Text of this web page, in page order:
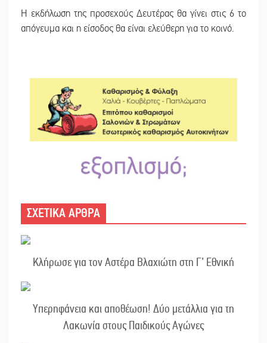
Η εκδήλωση της προσεχούς Δευτέρας θα γίνει στις 6 το
απόγευμα και η είσοδος θα είναι ελεύθερη για το κοινό.
ΣΧΕΤΙΚΑ ΑΡΘΡΑ
Κλήρωσε για τον Αστέρα Βλαχιώτη στη Γ’ Εθνική
Υπερηφάνεια και αποθέωση! Δύο μετάλλια για τη
Λακωνία στους Παιδικούς Αγώνες